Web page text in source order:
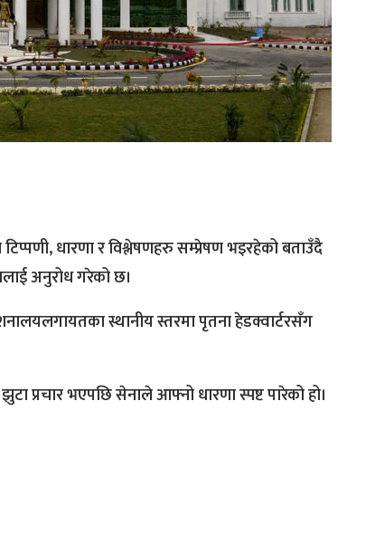
धारणा र विश्लेषणहरु सम्प्रेषण भइरहेको बताउँदै
अनुरोध गरेको छ।
स्थानीय स्तरमा पृतना हेडक्वार्टरसँग
प्रचार भएपछि सेनाले आफ्नो धारणा स्पष्ट पारेको हो।